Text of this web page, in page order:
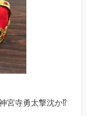
宮寺勇太撃沈か⁉︎